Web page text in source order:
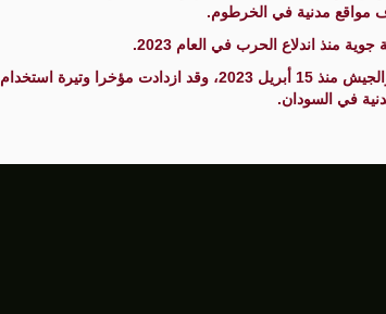
مواقع مدنية في الخرطوم.
منذ اندلاع الحرب في العام 2023.
وتدور معارك ضارية في السودان بين قوات الدعم السريع والجيش منذ 15 أبريل 2023، وقد ازدادت مؤخرا وتيرة استخدام
في السودان.